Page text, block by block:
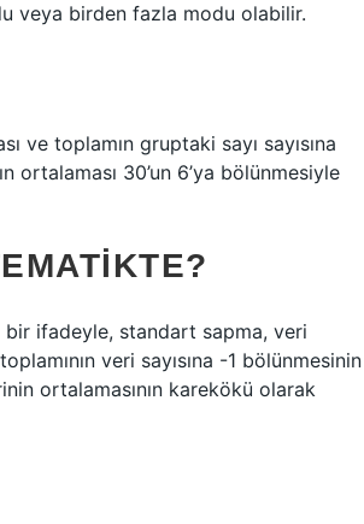
veya birden fazla modu olabilir.
ve toplamın gruptaki sayı sayısına
ortalaması 30’un 6’ya bölünmesiyle
bir ifadeyle, standart sapma, veri
veri sayısına -1 bölünmesinin
ortalamasının karekökü olarak